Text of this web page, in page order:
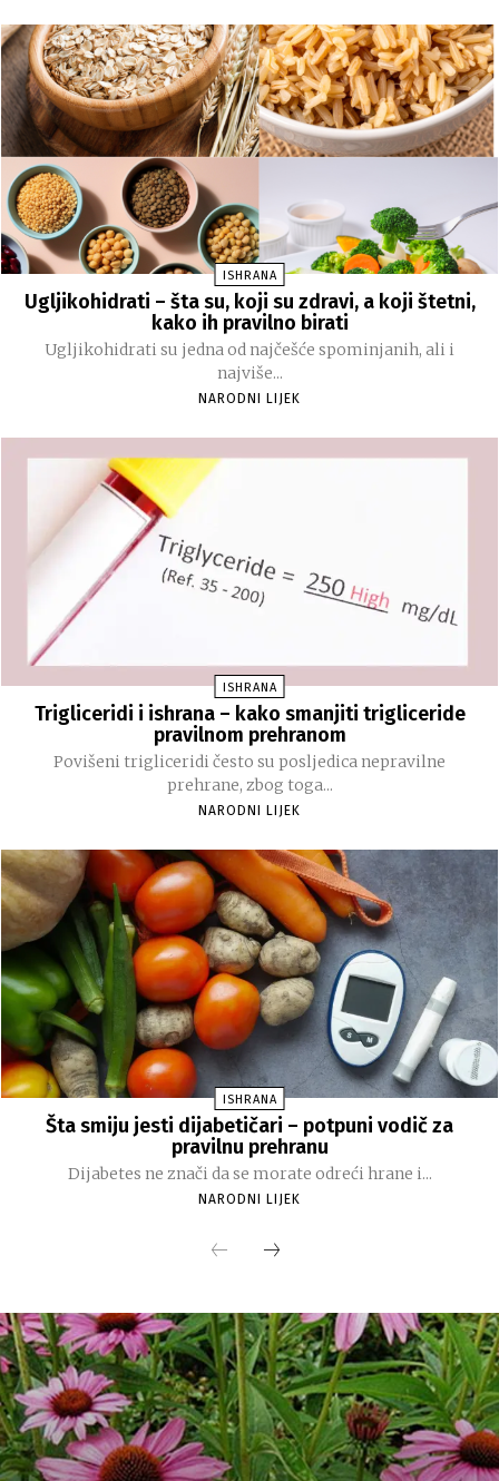
ISHRANA
Ugljikohidrati – šta su, koji su zdravi, a koji štetni,
kako ih pravilno birati
Ugljikohidrati su jedna od najčešće spominjanih, ali i
najviše...
NARODNI LIJEK
ISHRANA
Trigliceridi i ishrana – kako smanjiti trigliceride
pravilnom prehranom
Povišeni trigliceridi često su posljedica nepravilne
prehrane, zbog toga...
NARODNI LIJEK
ISHRANA
Šta smiju jesti dijabetičari – potpuni vodič za
pravilnu prehranu
Dijabetes ne znači da se morate odreći hrane i...
NARODNI LIJEK